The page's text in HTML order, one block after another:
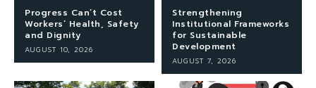
Progress Can’t Cost
Workers’ Health, Safety
and Dignity
AUGUST 10, 2026
Strengthening
Institutional Frameworks
for Sustainable
Development
AUGUST 7, 2026